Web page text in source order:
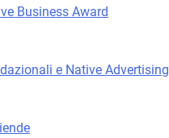
Business Award
e Native Advertising